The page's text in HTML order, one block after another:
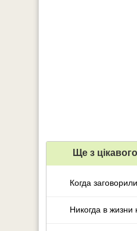
Ще з цiкавого
Когда
Никогда в жизни